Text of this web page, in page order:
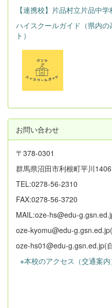
【連携校】片品村立片品中学
ハイスクールガイド（県内
ト）
お問い合わせ
〒378-0301
群馬県沼田市利根町平川1406
TEL:0278-56-2310
FAX:0278-56-3720
MAIL:oze-hs@edu-
oze-kyomu@edu-
oze-hs01@edu-g.gsn.ed.jp(
※本校のアクセス（交通案内